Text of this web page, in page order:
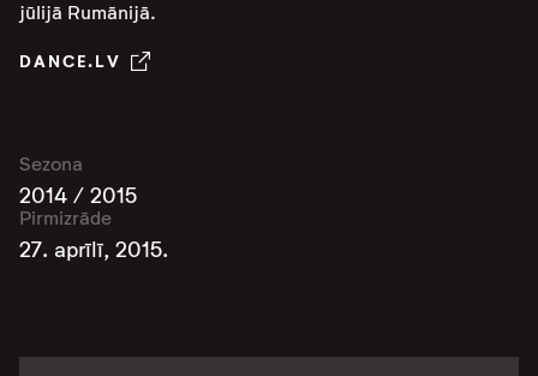
jūlijā Rumānijā.
DANCE.LV
Sezona
2014 / 2015
Pirmizrāde
27. aprīlī, 2015.